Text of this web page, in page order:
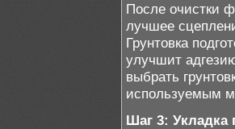
После очистки
лучшее
Грунтовка
улучшит
выбрать
используемым
Шаг 3: Укладка